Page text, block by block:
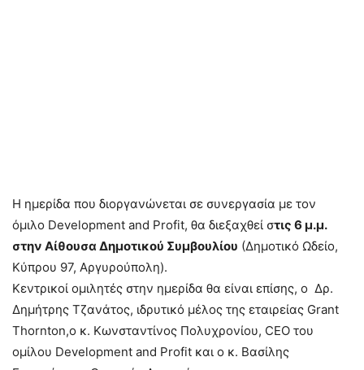
Η ημερίδα που διοργανώνεται σε συνεργασία με τον
όμιλο Development and Profit, θα διεξαχθεί στις 6 μ.μ.
στην Αίθουσα Δημοτικού Συμβουλίου (Δημοτικό Ωδείο,
Κύπρου 97, Αργυρούπολη).
Κεντρικοί ομιλητές στην ημερίδα θα είναι επίσης, ο Δρ.
Δημήτρης Τζανάτος, ιδρυτικό μέλος της εταιρείας Grant
Thornton,ο κ. Κωνσταντίνος Πολυχρονίου, CEO του
ομίλου Development and Profit και ο κ. Βασίλης